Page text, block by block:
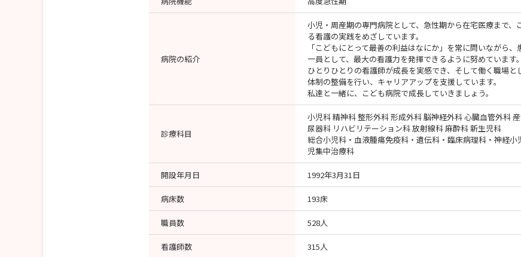
病院の紹介
小児・周産期の専門病院として、急性期から在宅医療まで
る看護の実践をめざしています。
「こどもにとって最善の利益はなにか」を常に問いながら
一員として、最大の看護力を発揮できるように努めています。
ひとりひとりの看護師が成長を実感でき、そして働く職場
体制の整備を行い、キャリアアップを支援しています。
私達と一緒に、こども病院で成長していきましょう。
診療科目
小児科 精神科 整形外科 形成外科 脳神経外科 心臓血管外科
尿器科 リハビリテーション科 放射線科 麻酔科 新生児科
総合小児科・血液腫瘍免疫科・遺伝科・臨床病理科・神経
児集中治療科
開設年月日 1992年3月31日
病床数 193床
職員数 528人
看護師数 315人